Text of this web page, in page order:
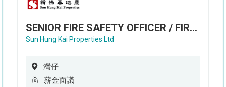
SENIOR FIRE SAFETY OFFICER / FIRE SAFETY OFFICER
Sun Hung Kai Properties Ltd
灣仔
薪金面議